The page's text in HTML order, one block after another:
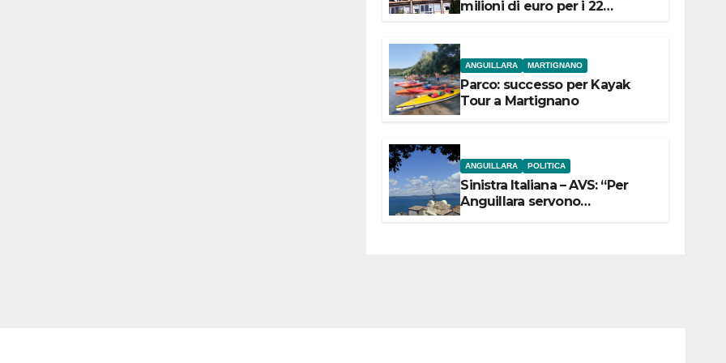
milioni di euro per i 22
ANGUILLARA MARTIGNANO
Parco: successo per Kayak
Tour a Martignano
ANGUILLARA POLITICA
Sinistra Italiana – AVS: “Per
Anguillara servono